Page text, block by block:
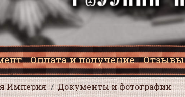
Оплата и получение Отзывы
Империя Документы и фотографии